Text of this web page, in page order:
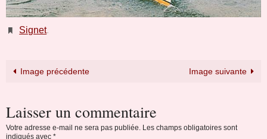
Signet.
Image précédente Image suivante
Laisser un commentaire
Votre adresse e-mail ne sera pas publiée.
Les champs obligatoires sont
indiqués avec *